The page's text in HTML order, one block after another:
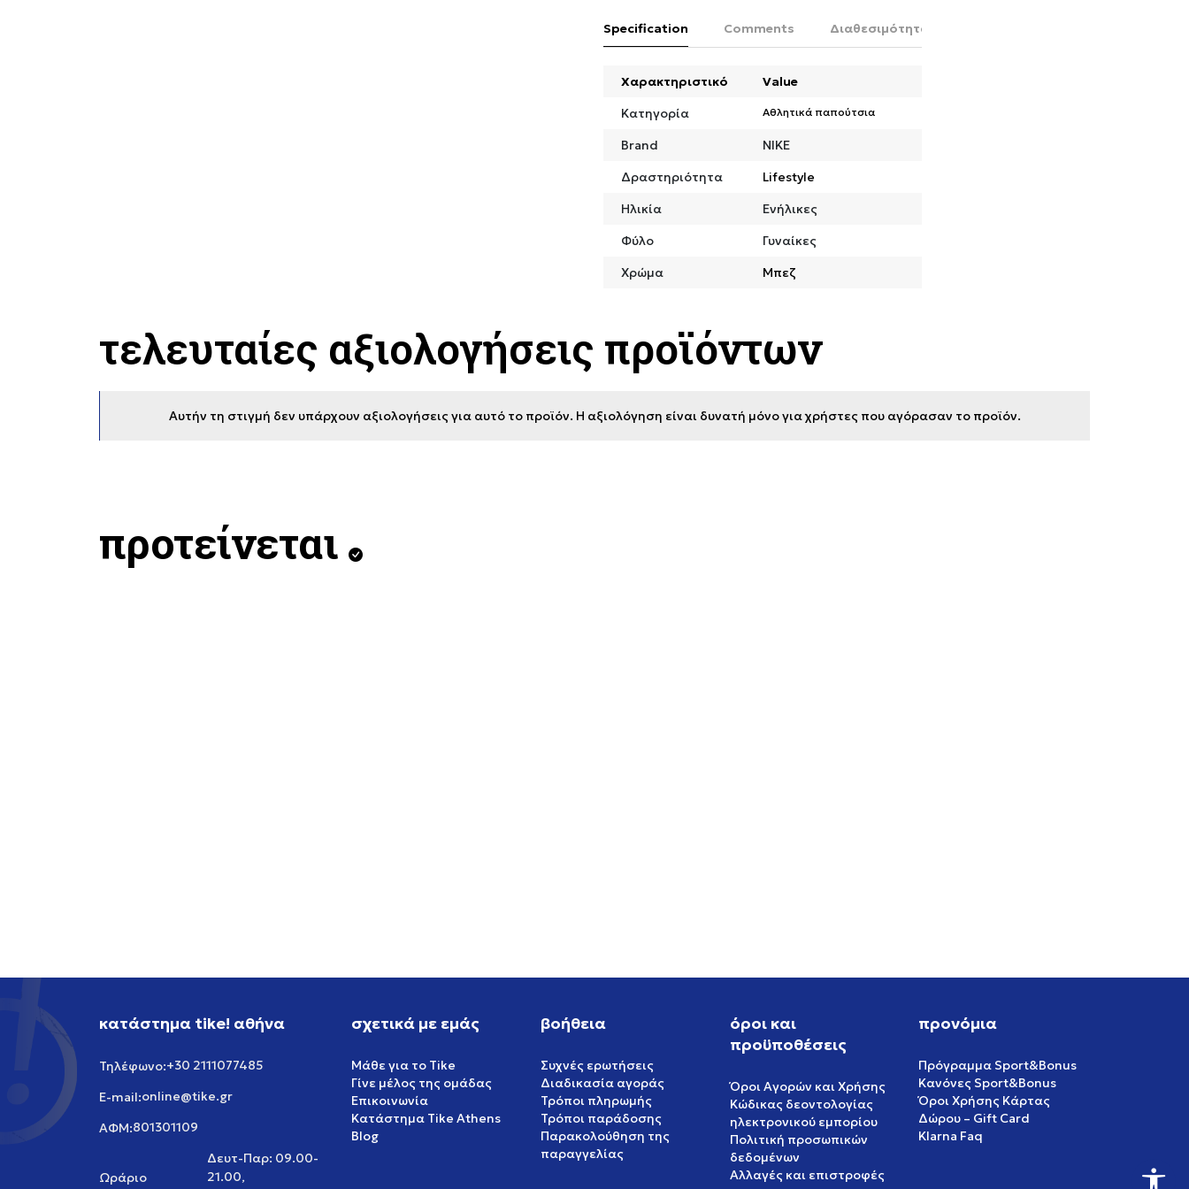
Specification Comments Διαθεσιμότητα στο κατάστημα
Χαρακτηριστικό
Value
Κατηγορία
Αθλητικά παπούτσια
Brand
NIKE
Δραστηριότητα
Lifestyle
Ηλικία
Ενήλικες
Φύλο
Γυναίκες
Χρώμα
Μπεζ
τελευταίες αξιολογήσεις προϊόντων
Αυτήν τη στιγμή δεν υπάρχουν αξιολογήσεις για αυτό το προϊόν. Η αξιολόγηση είναι δυνατή μόνο για χρήστες που αγόρασαν το προϊόν.
προτείνεται
κατάστημα tike! αθήνα
Τηλέφωνο:+30 2111077485
E-mail:online@tike.gr
ΑΦΜ:801301109
Ωράριο
Δευτ-Παρ: 09.00-
21.00,
σχετικά με εμάς
Μάθε για το Tike
Γίνε μέλος της ομάδας
Επικοινωνία
Κατάστημα Tike Athens
Blog
βοήθεια
Συχνές ερωτήσεις
Διαδικασία αγοράς
Τρόποι πληρωμής
Τρόποι παράδοσης
Παρακολούθηση της
παραγγελίας
όροι και
προϋποθέσεις
Όροι Αγορών και Χρήσης
Κώδικας δεοντολογίας
ηλεκτρονικού εμπορίου
Πολιτική προσωπικών
δεδομένων
Αλλαγές και επιστροφές
προνόμια
Πρόγραμμα Sport&Bonus
Κανόνες Sport&Bonus
Όροι Χρήσης Κάρτας
Δώρου – Gift Card
Klarna Faq